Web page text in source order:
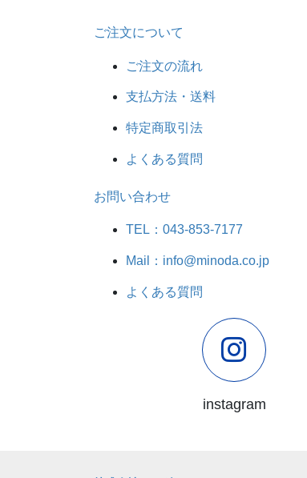
ご注文について
ご注文の流れ
支払方法・送料
特定商取引法
よくある質問
お問い合わせ
TEL：043-853-7177
Mail：info@minoda.co.jp
よくある質問
instagram